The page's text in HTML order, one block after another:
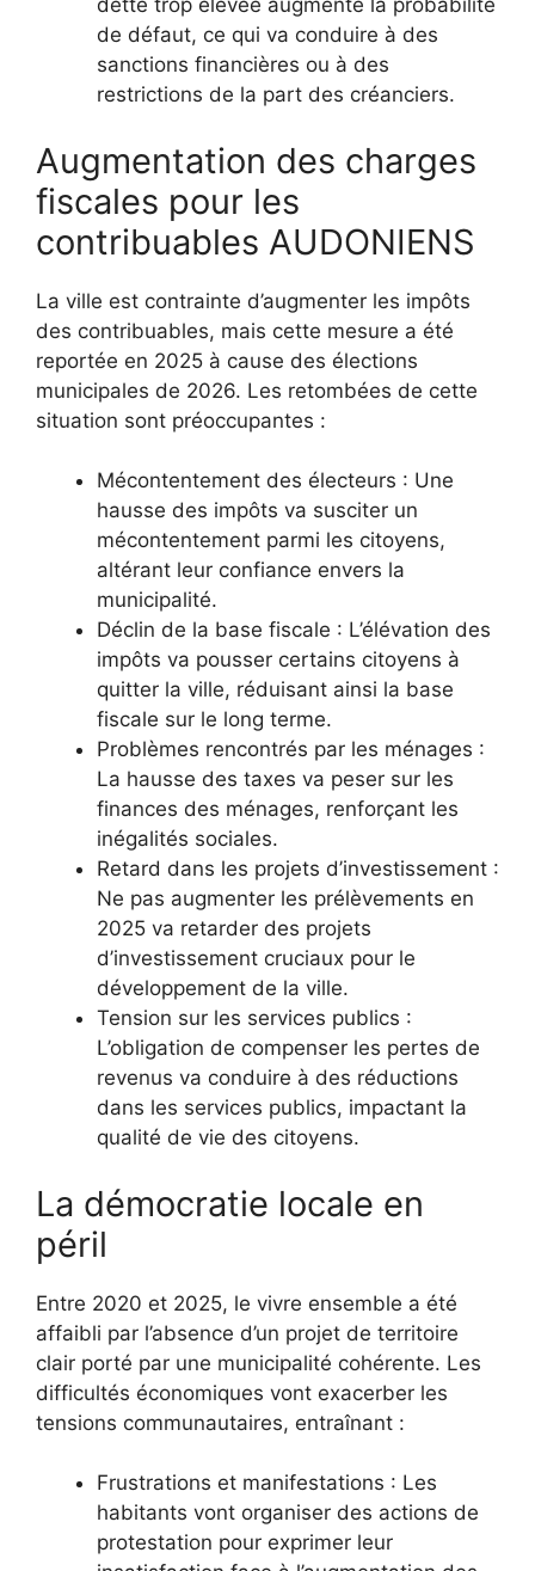
dette trop élevée augmente la probabilité
de défaut, ce qui va conduire à des
sanctions financières ou à des
restrictions de la part des créanciers.
Augmentation des charges
fiscales pour les
contribuables AUDONIENS
La ville est contrainte d’augmenter les impôts
des contribuables, mais cette mesure a été
reportée en 2025 à cause des élections
municipales de 2026. Les retombées de cette
situation sont préoccupantes :
Mécontentement des électeurs : Une
hausse des impôts va susciter un
mécontentement parmi les citoyens,
altérant leur confiance envers la
municipalité.
Déclin de la base fiscale : L’élévation des
impôts va pousser certains citoyens à
quitter la ville, réduisant ainsi la base
fiscale sur le long terme.
Problèmes rencontrés par les ménages :
La hausse des taxes va peser sur les
finances des ménages, renforçant les
inégalités sociales.
Retard dans les projets d’investissement :
Ne pas augmenter les prélèvements en
2025 va retarder des projets
d’investissement cruciaux pour le
développement de la ville.
Tension sur les services publics :
L’obligation de compenser les pertes de
revenus va conduire à des réductions
dans les services publics, impactant la
qualité de vie des citoyens.
La démocratie locale en
péril
Entre 2020 et 2025, le vivre ensemble a été
affaibli par l’absence d’un projet de territoire
clair porté par une municipalité cohérente. Les
difficultés économiques vont exacerber les
tensions communautaires, entraînant :
Frustrations et manifestations : Les
habitants vont organiser des actions de
protestation pour exprimer leur